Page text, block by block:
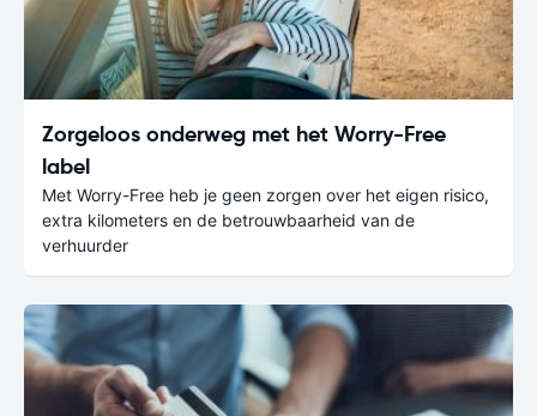
Zorgeloos onderweg met het Worry-Free
label
Met Worry-Free heb je geen zorgen over het eigen risico,
extra kilometers en de betrouwbaarheid van de
verhuurder